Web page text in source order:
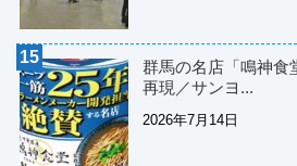
群馬の名店「鳴神食
再現／サンヨ...
2026年7月14日